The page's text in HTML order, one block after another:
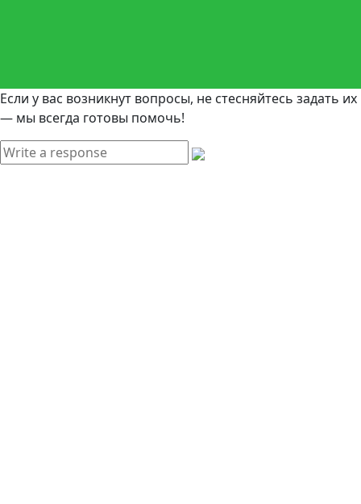
Если у вас возникнут вопросы, не стесняйтесь задать их
— мы всегда готовы помочь!